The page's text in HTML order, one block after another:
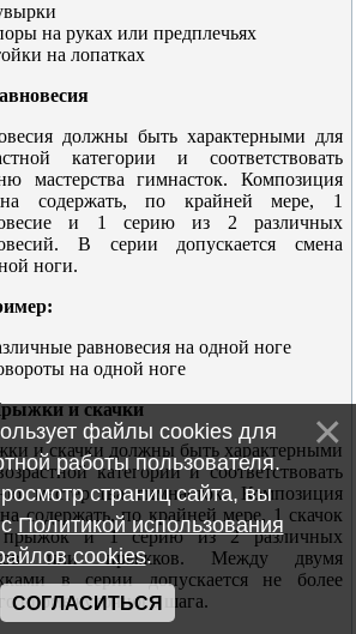
на руках или предплечьях
на лопатках
должны быть характерными для
категории и соответствовать
мастерства гимнасток. Композиция
содержать, по крайней мере, 1
и 1 серию из 2 различных
В серии допускается смена
ноги.
равновесия на одной ноге
на одной ноге
и скачки
и скачки должны быть характерными
категории и соответствовать
мастерства гимнасток. Композиция
содержать, по крайней мере, 1 скачок
и 1 серию из 2 различных
или прыжков. Между двумя
в серии допускается не более
промежуточного шага.
файлы cookies для
работы пользователя.
страниц сайта, вы
сПолитикой использования
cookies.
СОГЛАСИТЬСЯ